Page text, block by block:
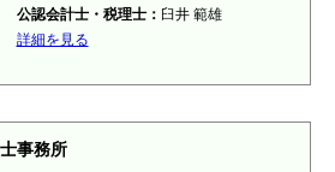
公認会計士・税理士： 臼井 範雄
詳細を見る
事務所